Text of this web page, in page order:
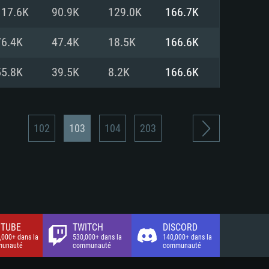
(client complet)
(client complet)
(client complet)
90.9K 129.0K 166.7K
47.4K 18.5K 166.6K
39.5K 8.2K 166.6K
102 103 104 203
dans la
TWITCH
530,000+ dans la
communauté
DISCORD
140,000+ dans la
communauté